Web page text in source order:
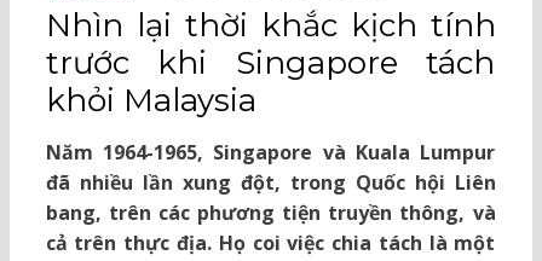
ON
Nhìn lại thời khắc kịch tính
trước khi Singapore tách
khỏi Malaysia
Năm 1964-1965, Singapore và Kuala Lumpur
đã nhiều lần xung đột, trong Quốc hội Liên
bang, trên các phương tiện truyền thông, và
cả trên thực địa. Họ coi việc chia tách là một